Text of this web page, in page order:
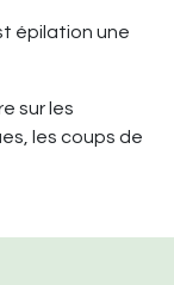
épilation une
sur les
les coups de